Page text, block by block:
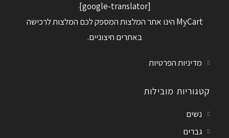
[google-translator]
MyCart הינו אתר המלצות המספק לכם המלצות לרכישה
באתרים חיצוניים.
מדיניות הפרטיות
קטגוריות מובילות
נשים
גברים